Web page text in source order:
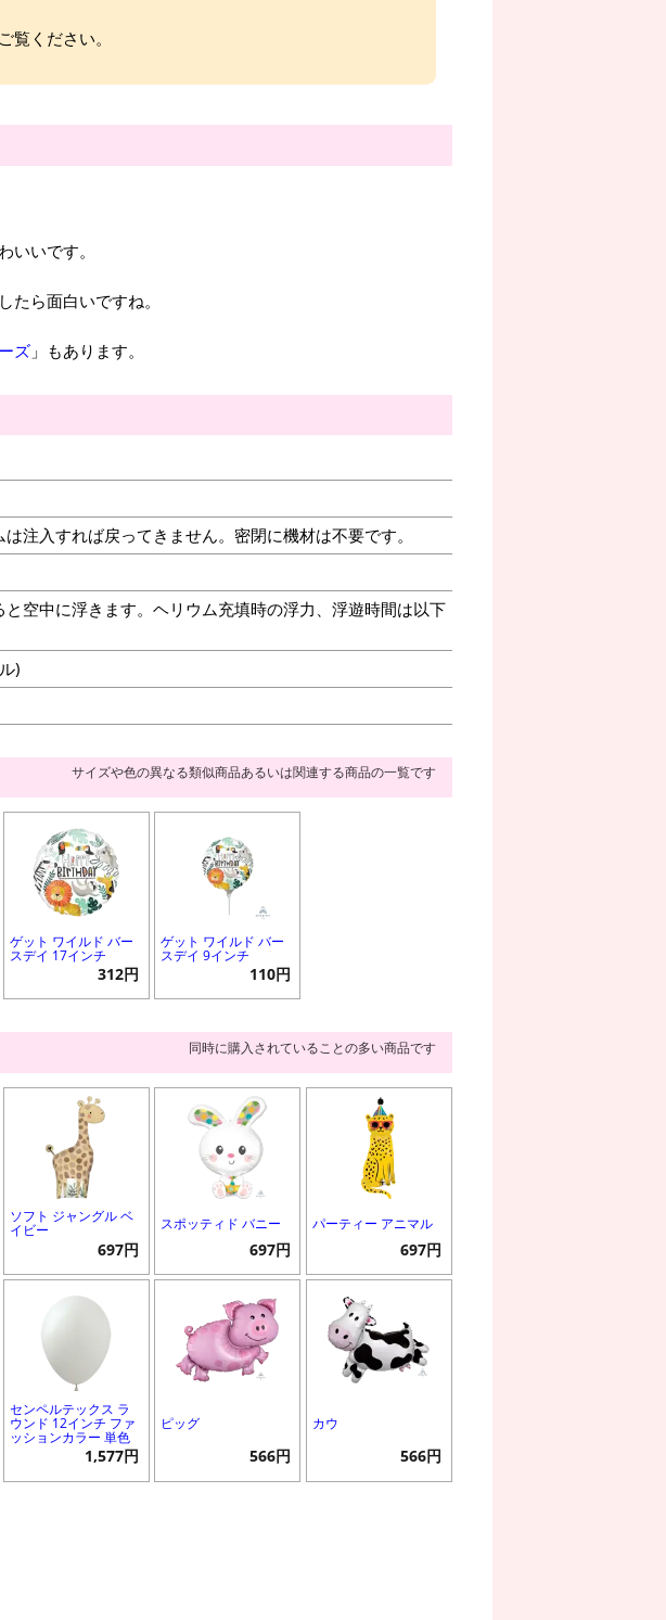
覧ください。
いいです。
たら面白いですね。
ズ 」もあります。
注入すれば戻ってきません。密閉に機材は不要です。
空中に浮きます。ヘリウム充填時の浮力、浮遊時間は以下
)
サイズや色の異なる類似商品あるいは関連する商品の一覧です
ゲット ワイルド バー
スデイ 17インチ
312円
ゲット ワイルド バー
スデイ 9インチ
110円
同時に購入されていることの多い商品です
ソフト ジャングル ベ
イビー
697円
スポッティド バニー
697円
パーティー アニマル
697円
センペルテックス ラ
ウンド 12インチ ファ
ッションカラー 単色
1,577円
ピッグ
566円
カウ
566円